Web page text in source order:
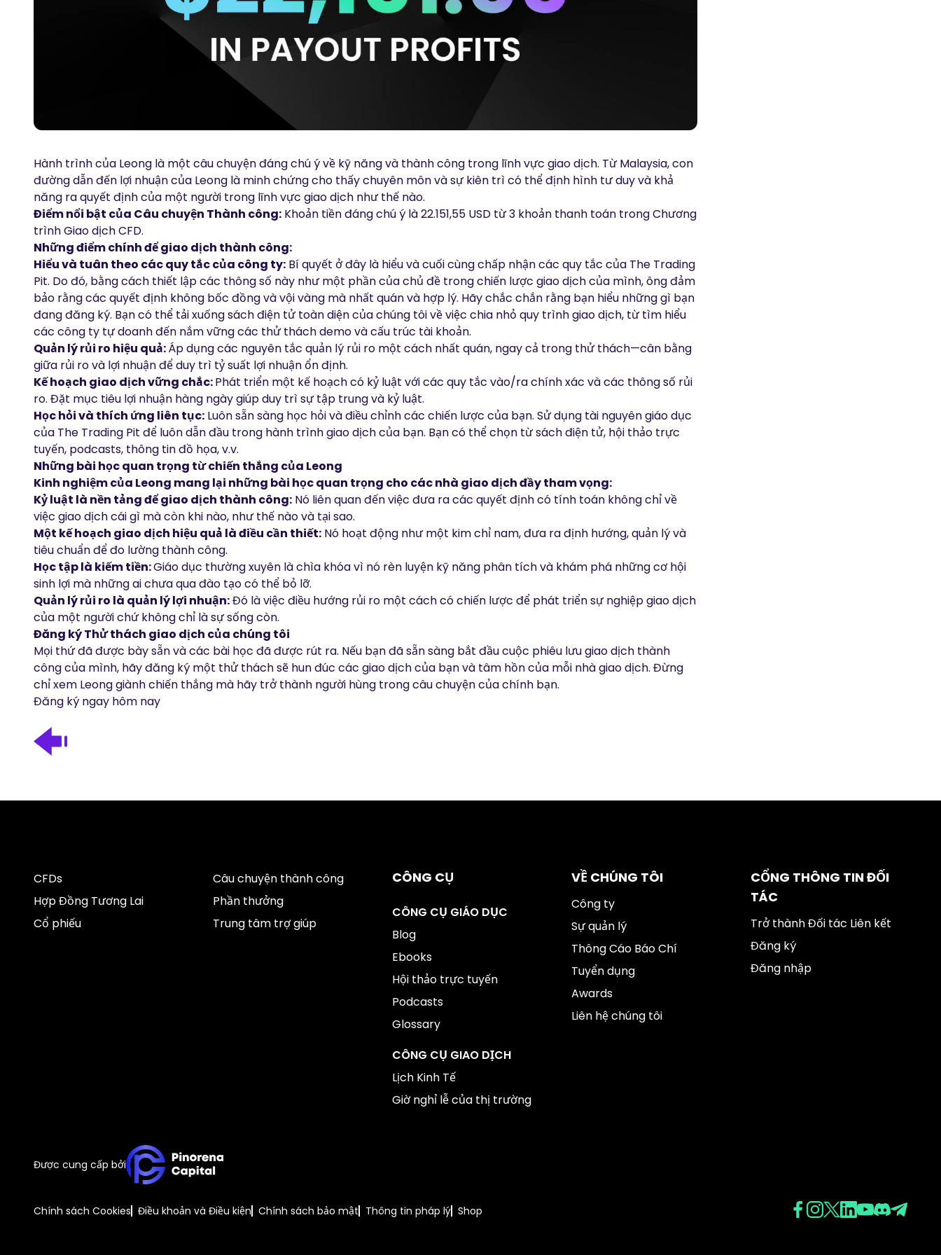
Hành trình của Leong là một câu chuyện đáng chú ý về kỹ năng và thành công trong lĩnh vực giao dịch. Từ Malaysia, con
đường dẫn đến lợi nhuận của Leong là minh chứng cho thấy chuyên môn và sự kiên trì có thể định hình tư duy và khả
năng ra quyết định của một người trong lĩnh vực giao dịch như thế nào.
Điểm nổi bật của Câu chuyện Thành công: Khoản tiền đáng chú ý là 22.151,55 USD từ 3 khoản thanh toán trong Chương
trình Giao dịch CFD.
Những điểm chính để giao dịch thành công:
Hiểu và tuân theo các quy tắc của công ty: Bí quyết ở đây là hiểu và cuối cùng chấp nhận các quy tắc của The Trading
Pit. Do đó, bằng cách thiết lập các thông số này như một phần của chủ đề trong chiến lược giao dịch của mình, ông đảm
bảo rằng các quyết định không bốc đồng và vội vàng mà nhất quán và hợp lý. Hãy chắc chắn rằng bạn hiểu những gì bạn
đang đăng ký. Bạn có thể tải xuốngsách điện tửtoàn diện của chúng tôi về việc chia nhỏ quy trình giao dịch, từ tìm hiểu
các công ty tự doanh đến nắm vững các thử thách demo và cấu trúc tài khoản.
Quản lý rủi ro hiệu quả:Áp dụng các nguyên tắc quản lý rủi ro một cách nhất quán, ngay cả trong thử thách—cân bằng
giữa rủi ro và lợi nhuận để duy trì tỷ suất lợi nhuận ổn định.
Kế hoạch giao dịch vững chắc:Phát triển một kế hoạch có kỷ luật với các quy tắc vào/ra chính xác và các thông số rủi
ro. Đặt mục tiêu lợi nhuận hàng ngày giúp duy trì sự tập trung và kỷ luật.
Học hỏi và thích ứng liên tục: Luôn sẵn sàng học hỏi và điều chỉnh các chiến lược của bạn. Sử dụng tài nguyên giáo dục
của The Trading Pit để luôn dẫn đầu trong hành trình giao dịch của bạn. Bạn có thể chọn từsách điện tử, hội thảo trực
tuyến, podcasts, thông tin đồ họa, v.v.
Những bài học quan trọng từ chiến thắng của Leong
Kinh nghiệm của Leong mang lại những bài học quan trọng cho các nhà giao dịch đầy tham vọng:
Kỷ luật là nền tảng để giao dịch thành công: Nó liên quan đến việc đưa ra các quyết định có tính toán không chỉ về
việc giao dịch cái gì mà còn khi nào, như thế nào và tại sao.
Một kế hoạch giao dịch hiệu quả là điều cần thiết: Nó hoạt động như một kim chỉ nam, đưa ra định hướng, quản lý và
tiêu chuẩn để đo lường thành công.
Học tập là kiếm tiền:Giáo dục thường xuyên là chìa khóa vì nó rèn luyện kỹ năng phân tích và khám phá những cơ hội
sinh lợi mà những ai chưa qua đào tạo có thể bỏ lỡ.
Quản lý rủi ro là quản lý lợi nhuận:Đó là việc điều hướng rủi ro một cách có chiến lược để phát triển sự nghiệp giao dịch
của một người chứ không chỉ là sự sống còn.
Đăng ký Thử thách giao dịch của chúng tôi
Mọi thứ đã được bày sẵn và các bài học đã được rút ra. Nếu bạn đã sẵn sàng bắt đầu cuộc phiêu lưu giao dịch thành
công của mình, hãy đăng ký một thử thách sẽ hun đúc các giao dịch của bạn và tâm hồn của mỗi nhà giao dịch. Đừng
chỉ xem Leong giành chiến thắng mà hãy trở thành người hùng trong câu chuyện của chính bạn.
Đăng ký ngay hôm nay
CFDs
Hợp Đồng Tương Lai
Cổ phiếu
Câu chuyện thành công
Phần thưởng
Trung tâm trợ giúp
CÔNG CỤ
CÔNG CỤ GIÁO DỤC
Blog
Ebooks
Hội thảo trực tuyến
Podcasts
Glossary
CÔNG CỤ GIAO DỊCH
Lịch Kinh Tế
Giờ nghỉ lễ của thị trường
VỀ CHÚNG TÔI
Công ty
Sự quản lý
Thông Cáo Báo Chí
Tuyển dụng
Awards
Liên hệ chúng tôi
CỔNG THÔNG TIN ĐỐI
TÁC
Trở thành Đối tác Liên kết
Đăng ký
Đăng nhập
Được cung cấp bởi
Chính sách Cookies Điều khoản và Điều kiện Chính sách bảo mật Thông tin pháp lý Shop